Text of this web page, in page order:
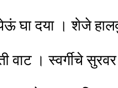
येऊं घा दया । शेजे
वाट । स्वर्गीचे